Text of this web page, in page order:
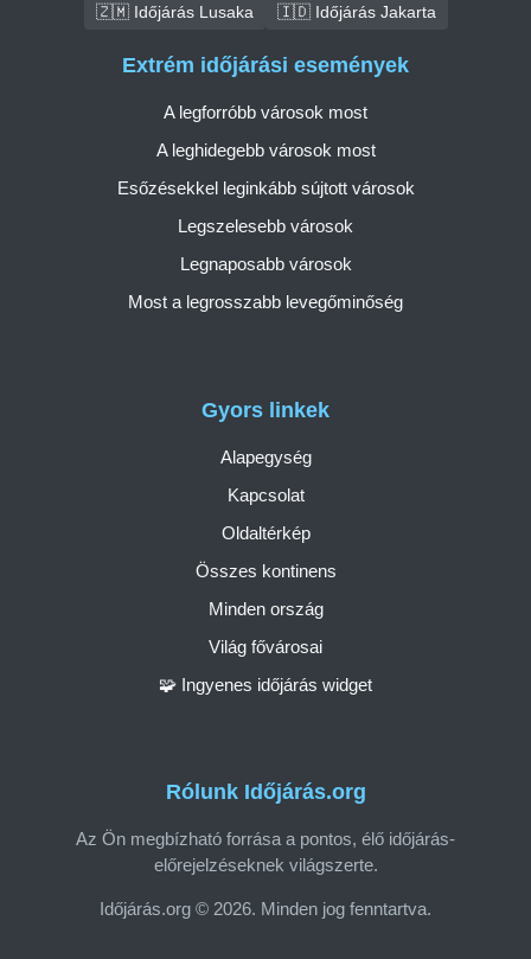
🇿🇲 Időjárás Lusaka
🇮🇩 Időjárás Jakarta
Rólunk Időjárás.org
Az Ön megbízható forrása a pontos, élő időjárás-
előrejelzéseknek világszerte.
Időjárás.org © 2026. Minden jog fenntartva.
Gyors linkek
Alapegység
Kapcsolat
Oldaltérkép
Összes kontinens
Minden ország
Világ fővárosai
🧩 Ingyenes időjárás widget
Extrém időjárási események
A legforróbb városok most
A leghidegebb városok most
Esőzésekkel leginkább sújtott városok
Legszelesebb városok
Legnaposabb városok
Most a legrosszabb levegőminőség